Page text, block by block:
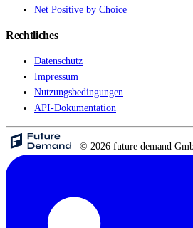
Net Positive by Choice
Rechtliches
Datenschutz
Impressum
Nutzungsbedingungen
API-Dokumentation
© 2026 future demand